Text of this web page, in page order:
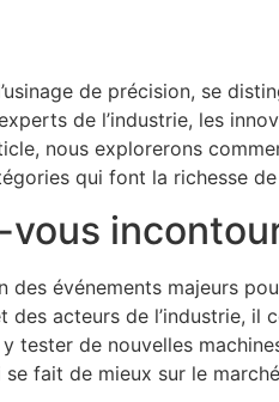
de précision, se
de l’industrie, les
nous explorerons
qui font la richesse de
vous
des événements majeurs
acteurs de l’industrie,
tester de nouvelles
fait de mieux sur le